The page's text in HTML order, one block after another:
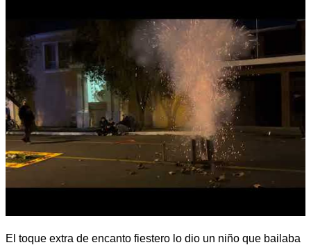
El toque extra de encanto fiestero lo dio un niño que bailaba